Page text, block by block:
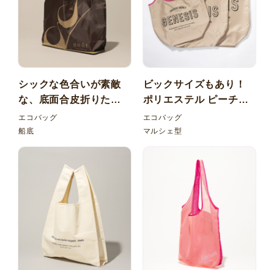
シックな色合いが素敵
な、底面合皮折りたた
みエコバッグ
エコバッグ
船底
ビックサイズもあり！
ポリエステル ピーチス
キン エコバッグ ゴムバ
ンド
エコバッグ
マルシェ型